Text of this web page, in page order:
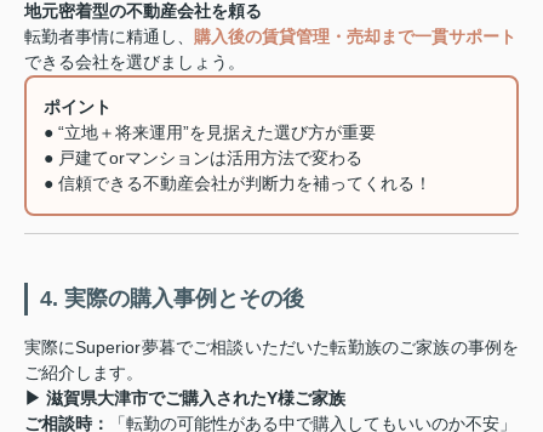
地元密着型の不動産会社を頼る
転勤者事情に精通し、 購入後の賃貸管理・売却まで一貫サポート
できる会社を選びましょう。
ポイント
● “立地＋将来運用”を見据えた選び方が重要
● 戸建てorマンションは活用方法で変わる
● 信頼できる不動産会社が判断力を補ってくれる！
4. 実際の購入事例とその後
実際にSuperior夢暮でご相談いただいた転勤族のご家族の事例を
ご紹介します。
▶ 滋賀県大津市でご購入されたY様ご家族
ご相談時：
「転勤の可能性がある中で購入してもいいのか不安」